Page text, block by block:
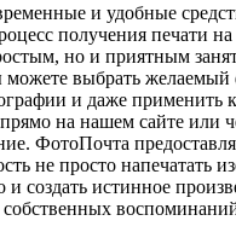
и удобные
получения печати на
но и приятным
выбрать желаемый
и даже применить
на нашем сайте или
ФотоПочта
не просто напечатать
и создать истинное